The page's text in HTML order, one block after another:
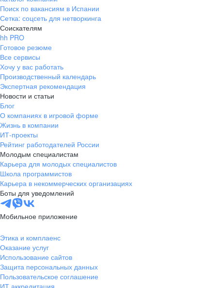
Поиск по вакансиям в Испании
Сетка: соцсеть для нетворкинга
Соискателям
hh PRO
Готовое резюме
Все сервисы
Хочу у вас работать
Производственный календарь
Экспертная рекомендация
Новости и статьи
Блог
О компаниях в игровой форме
Жизнь в компании
ИТ-проекты
Рейтинг работодателей России
Молодым специалистам
Карьера для молодых специалистов
Школа программистов
Карьера в некоммерческих организациях
Боты для уведомлений
Мобильное приложение
Этика и комплаенс
Оказание услуг
Использование сайтов
Защита персональных данных
Пользовательское соглашение